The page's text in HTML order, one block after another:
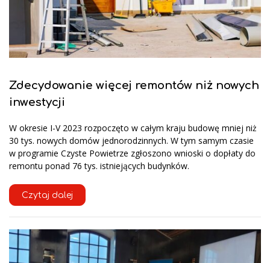
Zdecydowanie więcej remontów niż nowych
inwestycji
W okresie I-V 2023 rozpoczęto w całym kraju budowę mniej niż
30 tys. nowych domów jednorodzinnych. W tym samym czasie
w programie Czyste Powietrze zgłoszono wnioski o dopłaty do
remontu ponad 76 tys. istniejących budynków.
Czytaj dalej